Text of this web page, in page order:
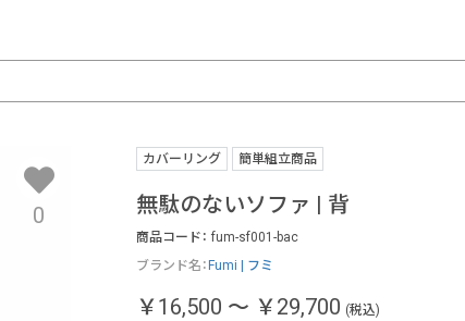
カバーリング 簡単組立商品
無駄のないソファ | 背
商品コード： fum-sf001-bac
ブランド名： Fumi | フミ
￥16,500 ～ ￥29,700 (税込)
0